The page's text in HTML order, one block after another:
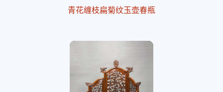
青花缠枝扁菊纹玉壶春瓶